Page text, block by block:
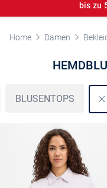
bis zu
Home Damen
BLUSENTOPS